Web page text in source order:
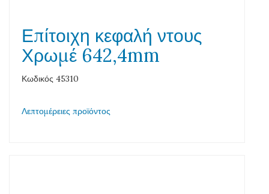
Επίτοιχη κεφαλή ντους
Χρωμέ 642,4mm
Κωδικός 45310
Λεπτομέρειες προϊόντος